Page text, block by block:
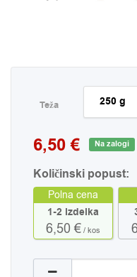
Teža
6,50 € Na zalogi
Količinski popust:
Polna cena
1-2 izdelka
6,50 €/ kos
Magnezijev